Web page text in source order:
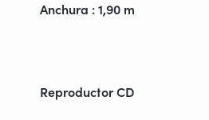
Anchura : 1,90 m
Reproductor CD